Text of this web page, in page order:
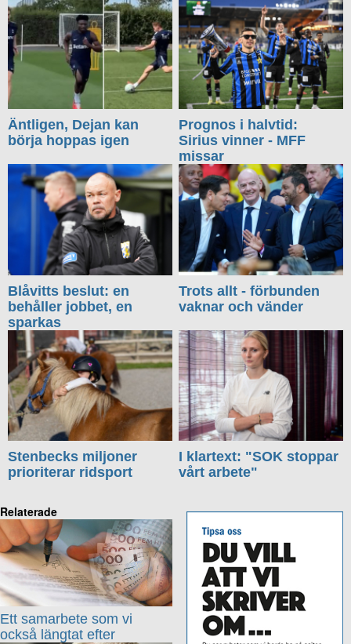
Äntligen, Dejan kan
börja hoppas igen
Prognos i halvtid:
Sirius vinner - MFF
missar
Blåvitts beslut: en
behåller jobbet, en
sparkas
Trots allt - förbunden
vaknar och vänder
Stenbecks miljoner
prioriterar ridsport
I klartext: "SOK stoppar
vårt arbete"
Relaterade
Ett samarbete som vi
också längtat efter